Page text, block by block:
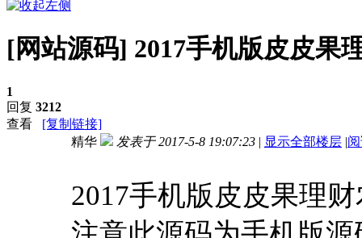
[网站源码] 2017手机版皮皮果
1
回复 3212
查看
[复制链接]
精华 发表于 2017-5-8 19:07:23 | 显示全部楼层 |
2017手机版皮皮果理